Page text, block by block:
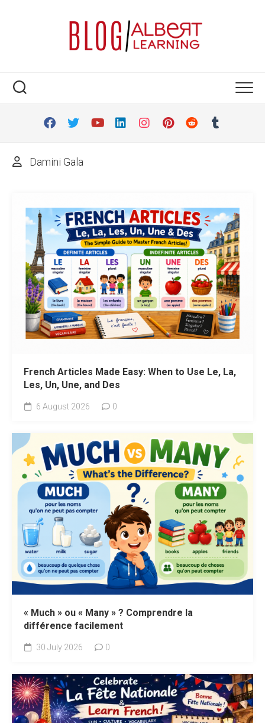
Damini Gala
French Articles Made Easy: When to Use Le, La,
Les, Un, Une, and Des
6 August 2026 0
« Much » ou « Many » ? Comprendre la
différence facilement
30 July 2026 0